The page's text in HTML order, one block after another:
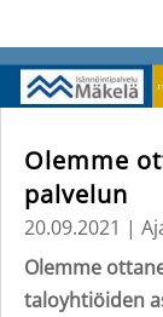
Olemme
palvelun
20.09.2021 |
Olemme
taloyhtiöiden